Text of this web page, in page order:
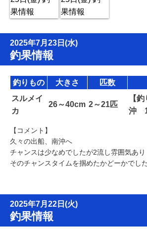
2025年7月23日(水)
釣果情報
釣りもの 大きさ 匹数
スルメイ
カ
26～40cm 2～21匹
【
沖
【コメント】
久々の出船、南沖へ
チャンスは少なめでしたが2流し雰囲気あり
そのチャンスタイムを掴めたかどーかでした
2025年7月22日(火)
釣果情報